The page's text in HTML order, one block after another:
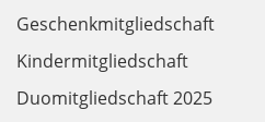
Geschenkmitgliedschaft
Kindermitgliedschaft
Duomitgliedschaft 2025